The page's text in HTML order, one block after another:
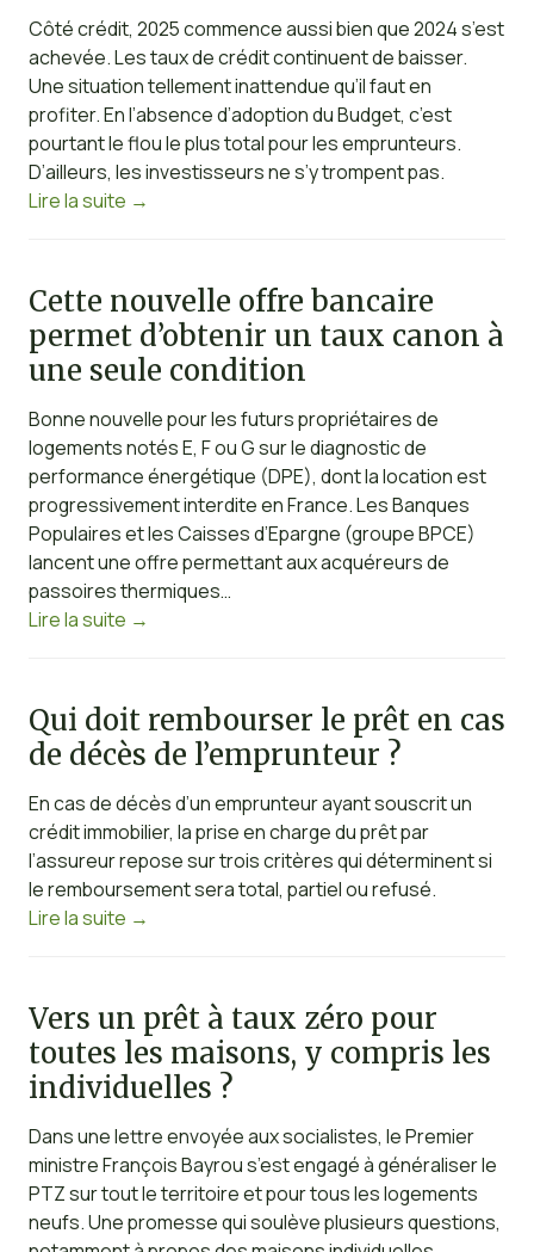
Côté crédit, 2025 commence aussi bien que 2024 s’est
achevée. Les taux de crédit continuent de baisser.
Une situation tellement inattendue qu’il faut en
profiter. En l’absence d’adoption du Budget, c’est
pourtant le flou le plus total pour les emprunteurs.
D’ailleurs, les investisseurs ne s’y trompent pas.
Lire la suite →
Cette nouvelle offre bancaire
permet d’obtenir un taux canon à
une seule condition
Bonne nouvelle pour les futurs propriétaires de
logements notés E, F ou G sur le diagnostic de
performance énergétique (DPE), dont la location est
progressivement interdite en France. Les Banques
Populaires et les Caisses d’Epargne (groupe BPCE)
lancent une offre permettant aux acquéreurs de
passoires thermiques…
Lire la suite →
Qui doit rembourser le prêt en cas
de décès de l’emprunteur ?
En cas de décès d’un emprunteur ayant souscrit un
crédit immobilier, la prise en charge du prêt par
l’assureur repose sur trois critères qui déterminent si
le remboursement sera total, partiel ou refusé.
Lire la suite →
Vers un prêt à taux zéro pour
toutes les maisons, y compris les
individuelles ?
Dans une lettre envoyée aux socialistes, le Premier
ministre François Bayrou s’est engagé à généraliser le
PTZ sur tout le territoire et pour tous les logements
neufs. Une promesse qui soulève plusieurs questions,